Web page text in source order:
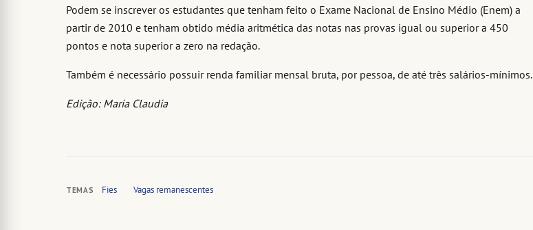
Podem se inscrever os estudantes que tenham feito o Exame Nacional de Ensino Médio (Enem) a
partir de 2010 e tenham obtido média aritmética das notas nas provas igual ou superior a 450
pontos e nota superior a zero na redação.
Também é necessário possuir renda familiar mensal bruta, por pessoa, de até três salários-mínimos.
Edição: Maria Claudia
TEMAS Fies Vagas remanescentes